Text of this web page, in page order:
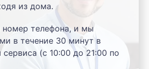
из дома.
номер телефона, и мы
в течение 30 минут в
(с 10:00 до 21:00 по